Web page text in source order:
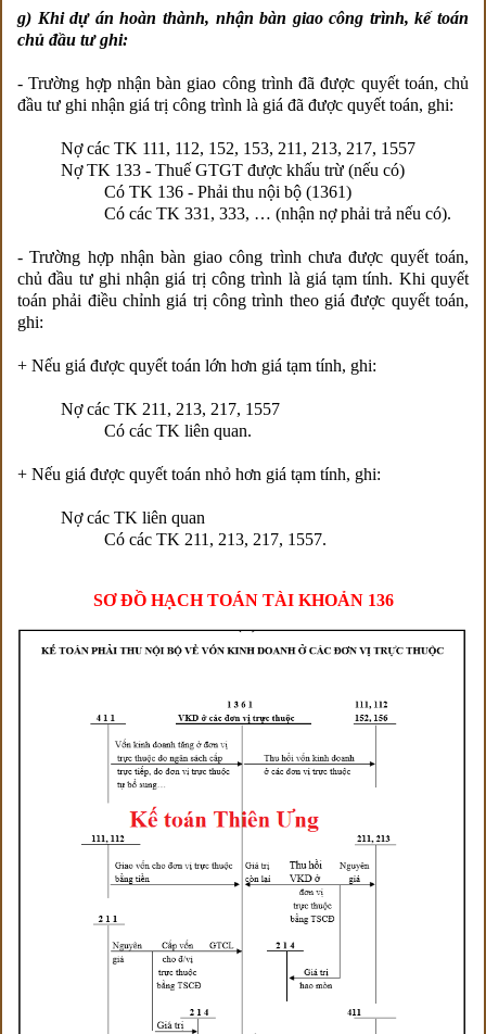
g) Khi dự án hoàn thành, nhận bàn giao công trình, kế toán
chủ đầu tư ghi:
- Trường hợp nhận bàn giao công trình đã được quyết toán, chủ
đầu tư ghi nhận giá trị công trình là giá đã được quyết toán, ghi:
Nợ các TK 111, 112, 152, 153, 211, 213, 217, 1557
Nợ TK 133 - Thuế GTGT được khấu trừ (nếu có)
Có TK 136 - Phải thu nội bộ (1361)
Có các TK 331, 333, … (nhận nợ phải trả nếu có).
- Trường hợp nhận bàn giao công trình chưa được quyết toán,
chủ đầu tư ghi nhận giá trị công trình là giá tạm tính. Khi quyết
toán phải điều chỉnh giá trị công trình theo giá được quyết toán,
ghi:
+ Nếu giá được quyết toán lớn hơn giá tạm tính, ghi:
Nợ các TK 211, 213, 217, 1557
Có các TK liên quan.
+ Nếu giá được quyết toán nhỏ hơn giá tạm tính, ghi:
Nợ các TK liên quan
Có các TK 211, 213, 217, 1557.
SƠ ĐỒ HẠCH TOÁN TÀI KHOẢN 136